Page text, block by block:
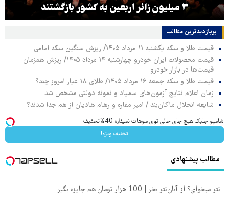
۳ میلیون زائر اربعین به کشور بازگشتند
پربازدیدترین‌ مطالب
قیمت طلا و سکه یکشنبه ۱۱ مرداد ۱۴۰۵/ ریزش سنگین سکه امامی
قیمت محصولات ایران خودرو چهارشنبه ۱۴ مرداد ۱۴۰۵/ ریزش همزمان
قیمت‌ها در بازار خودرو
قیمت طلا و سکه جمعه ۱۶ مرداد ۱۴۰۵/ طلای ۱۸ عیار امروز چند؟
زمان اعلام نتایج آزمون‌های سمپاد و نمونه دولتی مشخص شد
شایعه انحلال ماکان‌بند / امیر مقاره و رهام هادیان از هم جدا شدند؟
شامپو جلبک هیچ جای خالی توی موهات نمیذاره 40%تخفیف
تخفیف ویژه!
مطالب پیشنهادی
تتر میخوای؟ از آبان‌تتر بخر | 100 هزار تومان هم جایزه بگیر